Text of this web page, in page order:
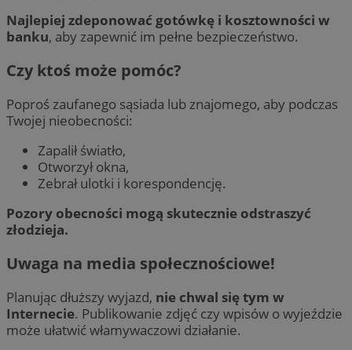
Najlepiej zdeponować gotówkę i kosztowności w
banku, aby zapewnić im pełne bezpieczeństwo.
Czy ktoś może pomóc?
Poproś zaufanego sąsiada lub znajomego, aby podczas
Twojej nieobecności:
Zapalił światło,
Otworzył okna,
Zebrał ulotki i korespondencję.
Pozory obecności mogą skutecznie odstraszyć
złodzieja.
Uwaga na media społecznościowe!
Planując dłuższy wyjazd, nie chwal się tym w
Internecie. Publikowanie zdjęć czy wpisów o wyjeździe
może ułatwić włamywaczowi działanie.